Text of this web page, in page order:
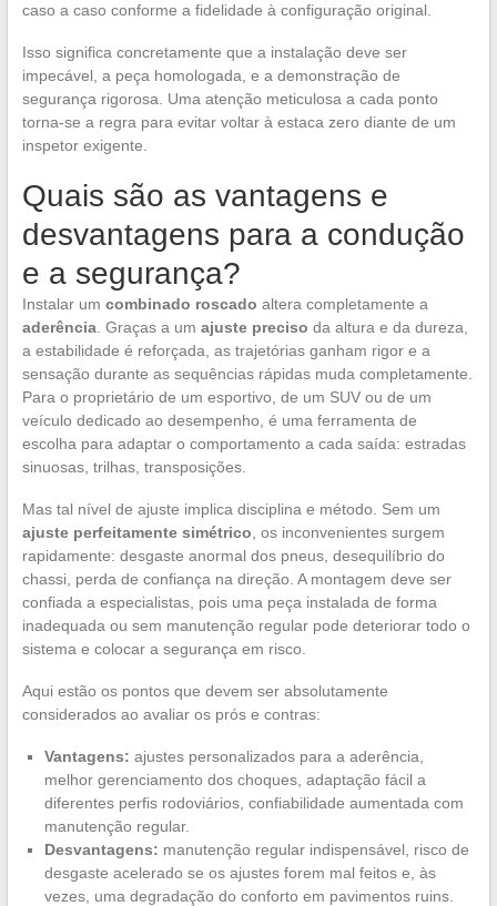
caso a caso conforme a fidelidade à configuração original.
Isso significa concretamente que a instalação deve ser
impecável, a peça homologada, e a demonstração de
segurança rigorosa. Uma atenção meticulosa a cada ponto
torna-se a regra para evitar voltar à estaca zero diante de um
inspetor exigente.
Quais são as vantagens e
desvantagens para a condução
e a segurança?
Instalar um combinado roscado altera completamente a
aderência. Graças a um ajuste preciso da altura e da dureza,
a estabilidade é reforçada, as trajetórias ganham rigor e a
sensação durante as sequências rápidas muda completamente.
Para o proprietário de um esportivo, de um SUV ou de um
veículo dedicado ao desempenho, é uma ferramenta de
escolha para adaptar o comportamento a cada saída: estradas
sinuosas, trilhas, transposições.
Mas tal nível de ajuste implica disciplina e método. Sem um
ajuste perfeitamente simétrico , os inconvenientes surgem
rapidamente: desgaste anormal dos pneus, desequilíbrio do
chassi, perda de confiança na direção. A montagem deve ser
confiada a especialistas, pois uma peça instalada de forma
inadequada ou sem manutenção regular pode deteriorar todo o
sistema e colocar a segurança em risco.
Aqui estão os pontos que devem ser absolutamente
considerados ao avaliar os prós e contras:
Vantagens: ajustes personalizados para a aderência,
melhor gerenciamento dos choques, adaptação fácil a
diferentes perfis rodoviários, confiabilidade aumentada com
manutenção regular.
Desvantagens: manutenção regular indispensável, risco de
desgaste acelerado se os ajustes forem mal feitos e, às
vezes, uma degradação do conforto em pavimentos ruins.